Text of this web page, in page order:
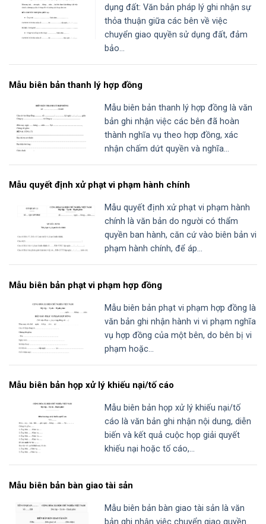
dụng đất: Văn bản pháp lý ghi nhận sự
thỏa thuận giữa các bên về việc
chuyển giao quyền sử dụng đất, đảm
bảo...
Mẫu biên bản thanh lý hợp đồng
Mẫu biên bản thanh lý hợp đồng là văn
bản ghi nhận việc các bên đã hoàn
thành nghĩa vụ theo hợp đồng, xác
nhận chấm dứt quyền và nghĩa...
Mẫu quyết định xử phạt vi phạm hành chính
Mẫu quyết định xử phạt vi phạm hành
chính là văn bản do người có thẩm
quyền ban hành, căn cứ vào biên bản vi
phạm hành chính, để áp...
Mẫu biên bản phạt vi phạm hợp đồng
Mẫu biên bản phạt vi phạm hợp đồng là
văn bản ghi nhận hành vi vi phạm nghĩa
vụ hợp đồng của một bên, do bên bị vi
phạm hoặc...
Mẫu biên bản họp xử lý khiếu nại/tố cáo
Mẫu biên bản họp xử lý khiếu nại/tố
cáo là văn bản ghi nhận nội dung, diễn
biến và kết quả cuộc họp giải quyết
khiếu nại hoặc tố cáo,...
Mẫu biên bản bàn giao tài sản
Mẫu biên bản bàn giao tài sản là văn
bản ghi nhận việc chuyển giao quyền